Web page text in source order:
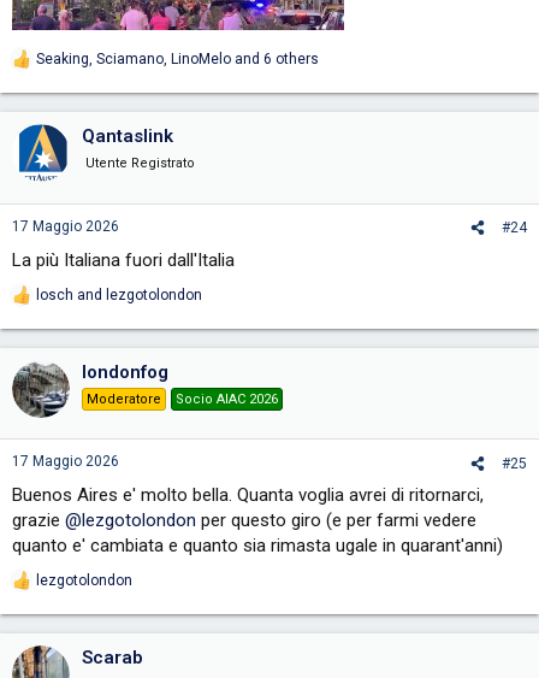
R
n
s
Seaking, Sciamano, LinoMelo and 6 others
Qantaslink
Utente Registrato
17 Maggio 2026 #24
La più Italiana fuori dall'Italia
R
t
i
n
s
losch and lezgotolondon
londonfog
Moderatore Socio AIAC 2026
17 Maggio 2026 #25
Buenos Aires e' molto bella. Quanta voglia avrei di ritornarci,
grazie @lezgotolondon per questo giro (e per farmi vedere
quanto e' cambiata e quanto sia rimasta ugale in quarant'anni)
R
t
lezgotolondon
Scarab